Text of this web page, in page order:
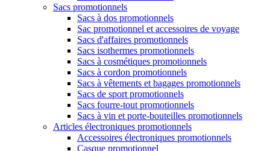
Sacs promotionnels
Sacs à dos promotionnels
Sac promotionnel et accessoires de voyage
Sacs d'affaires promotionnels
Sacs isothermes promotionnels
Sacs à cosmétiques promotionnels
Sacs à cordon promotionnels
Sacs à vêtements et bagages promotionnels
Sacs de sport promotionnels
Sacs fourre-tout promotionnels
Sacs à vin et porte-bouteilles promotionnels
Articles électroniques promotionnels
Accessoires électroniques promotionnels
Casque promotionnel